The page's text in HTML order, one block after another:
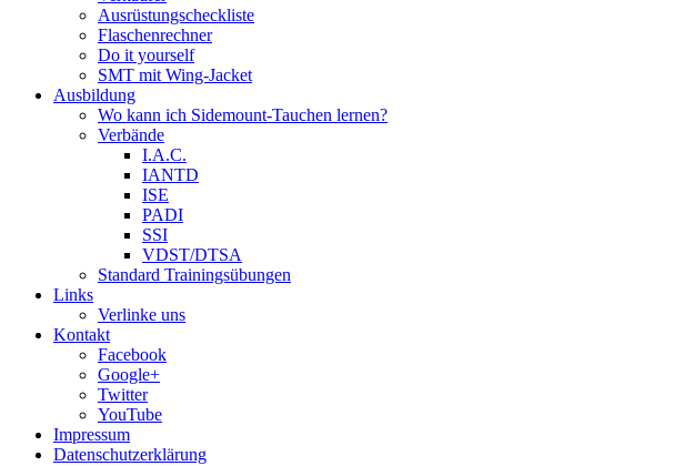
Ausrüstungscheckliste
Flaschenrechner
Do it yourself
SMT mit Wing-Jacket
Ausbildung
Wo kann ich Sidemount-Tauchen lernen?
Verbände
I.A.C.
IANTD
ISE
PADI
SSI
VDST/DTSA
Standard Trainingsübungen
Links
Verlinke uns
Kontakt
Facebook
Google+
Twitter
YouTube
Impressum
Datenschutzerklärung